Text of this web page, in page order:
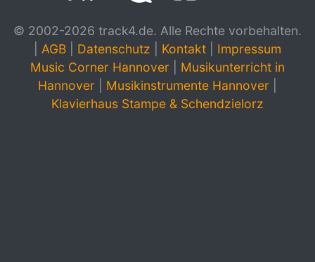
© 2002-2026 track4.de. Alle Rechte vorbehalten.
AGB Datenschutz Kontakt
Impressum
Music Corner Hannover
Musikunterricht in
Hannover
Musikinstrumente Hannover
Klavierhaus Stampe & Schendzielorz